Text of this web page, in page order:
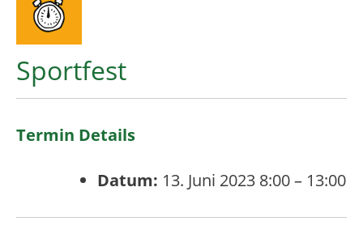
Sportfest
Termin Details
Datum: 13. Juni 2023 8:00– 13:00